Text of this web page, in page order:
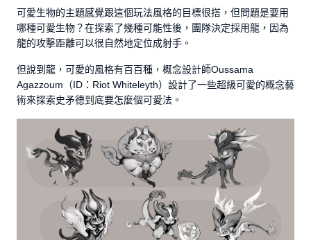
可愛生物的主題感覺跟這個玩法風格的目標很搭，但問題是要用
哪種可愛生物？在探索了幾種可能性後，團隊決定採用龍，因為
龍的攻擊距離可以很自然地定位成射手。
但說到龍，可愛的風格有百百種，概念設計師Oussama
Agazzoum（ID：Riot Whiteleyth）設計了一些超級可愛的概念藝
術來探索史矛德到底要怎麼個可愛法。